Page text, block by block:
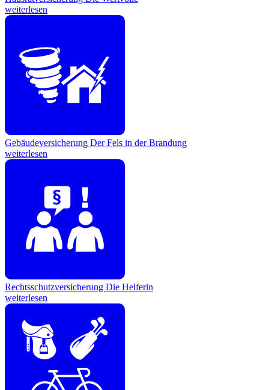
weiterlesen
Gebäudeversicherung Der Fels in der Brandung
weiterlesen
Rechtsschutzversicherung Die Helferin
weiterlesen